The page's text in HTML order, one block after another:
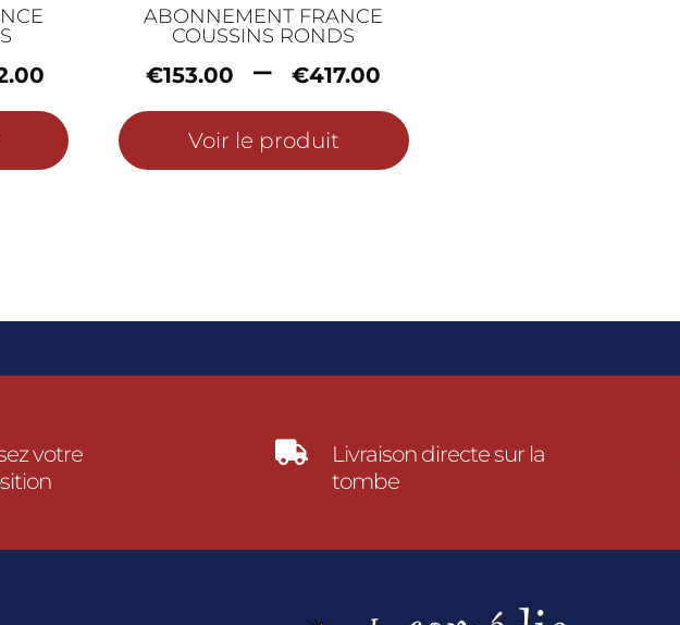
Plage
prix :
€143.00
à
ABONNEMENT FRANCE
COUSSINS RONDS
€153.00 – €417.00
prix :
€153.00
à
Voir le produit
votre

Livraison directe sur la
tombe